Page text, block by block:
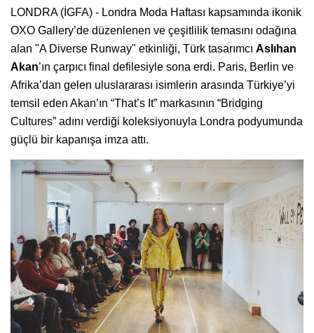
LONDRA (İGFA) - Londra Moda Haftası kapsamında ikonik
OXO Gallery’de düzenlenen ve çeşitlilik temasını odağına
alan "A Diverse Runway" etkinliği, Türk tasarımcı Aslıhan
Akan’ın çarpıcı final defilesiyle sona erdi. Paris, Berlin ve
Afrika’dan gelen uluslararası isimlerin arasında Türkiye’yi
temsil eden Akan’ın “That’s It” markasının “Bridging
Cultures” adını verdiği koleksiyonuyla Londra podyumunda
güçlü bir kapanışa imza attı.